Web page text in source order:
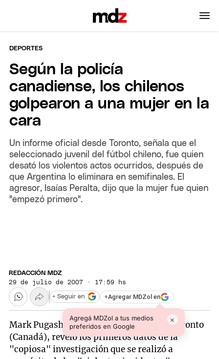
DEPORTES
Según la policía
canadiense, los chilenos
golpearon a una mujer en la
cara
Un informe oficial desde Toronto, señala que el
seleccionado juvenil del fútbol chileno, fue quien
desató los violentos actos ocurridos, después de
que Argentina lo eliminara en semifinales. El
agresor, Isaías Peralta, dijo que la mujer fue quien
"empezó primero".
REDACCIÓN MDZ
29 de julio de 2007 · 17:59 hs
+Agregar MDZol en
Agregá MDZol a tus medios
preferidos en Google
×
+ Seguir en
Mark Pugash, portavoz de la policía de Toronto
(Canadá), reveló los primeros datos de la
"copiosa" investigación que se realizó a